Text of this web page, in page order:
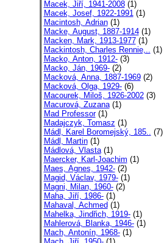
Macek, Jiří, 1941-2008(1)
Macek, Josef, 1922-1991(1)
Macintosh, Adrian(1)
Macke, August, 1887-1914(1)
Macken, Mark, 1913-1977(1)
Mackintosh, Charles Rennie,.. (1)
Macko, Anton, 1912-(3)
Macko, Ján, 1969-(2)
Macková, Anna, 1887-1969(2)
Macková, Olga, 1929-(6)
Macourek, Miloš, 1926-2002(3)
Macurová, Zuzana(1)
Mad Professor(1)
Madajczyk, Tomasz (1)
Mádl, Karel Boromejský, 185.. (7)
Mádl, Martin(1)
Mádlová, Vlasta(1)
Maercker, Karl-Joachim (1)
Maes, Agnes, 1942-(2)
Magid, Václav, 1979-(1)
Magni, Milan, 1960-(2)
Maha, Jiří, 1986-(1)
Mahaval, Achmed (1)
Mahelka, Jindřich, 1919-(1)
Mahlerová, Blanka, 1946-(1)
Mach, Antonín, 1968-(1)